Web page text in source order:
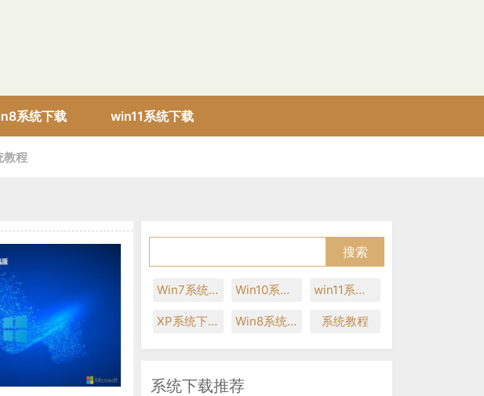
系统下载 win11系统下载
教程
Win7系统下载 Win10系统下载 win11系统下载
XP系统下载 Win8系统下载 系统教程
系统下载推荐